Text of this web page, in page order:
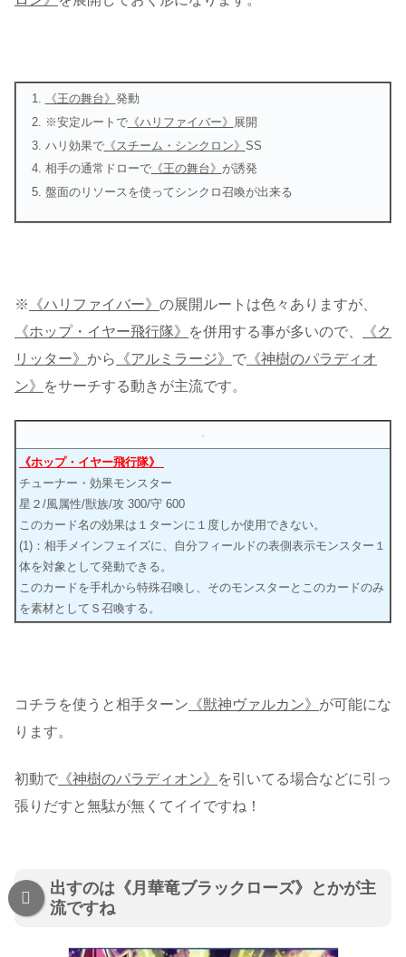
《王の舞台》 発動
※安定ルートで《ハリファイバー》
展開
ハリ効果で《スチーム・シンクロン》 SS
相手の通常ドローで《王の舞台》 が誘発
盤面のリソースを使ってシンクロ召喚が出来る
※ 《ハリファイバー》 の展開ルートは色々ありますが、
《ホップ・イヤー飛行隊》
を併用する事が多いので、
《ク
リッター》 から 《アルミラージ》 で 《神樹のパラディオ
ン》
をサーチする動きが主流です。
《ホップ・イヤー飛行隊》
チューナー・効果モンスター
星２/風属性/獣族/攻 300/守 600
このカード名の効果は１ターンに１度しか使用できない。
(1)：相手メインフェイズに、自分フィールドの表側表示モンスター１
体を対象として発動できる。
このカードを手札から特殊召喚し、そのモンスターとこのカードのみ
を素材としてＳ召喚する。
コチラを使うと相手ターン 《獣神ヴァルカン》 が可能にな
ります。
初動で 《神樹のパラディオン》
を引いてる場合などに引っ
張りだすと無駄が無くてイイですね！
出すのは《月華竜ブラックローズ》とかが主
流ですね